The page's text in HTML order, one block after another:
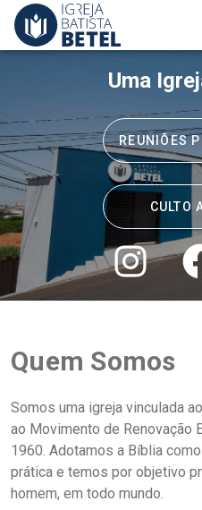
Uma
REUNIÕES
CULTO
Quem Somos
Somos uma igreja vinculada
ao Movimento de Renovação
1960. Adotamos a Bíblia
prática e temos por objetivo
homem, em todo mundo.